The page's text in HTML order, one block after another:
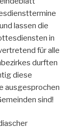
lassen die
in
für alle
durften
diese
ausgesprochen
sind!